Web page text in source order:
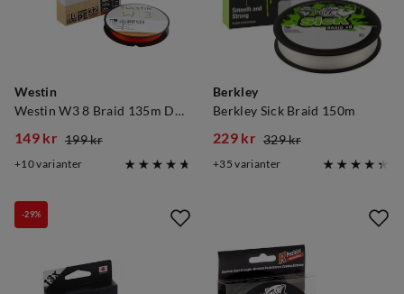
Westin
Westin W3 8 Braid 135m Dutch Orange
discounted
149 kr
original
199 kr
10varianter
Berkley
Berkley Sick Braid 150m
discounted
229 kr
original
329 kr
35 varianter
-29%